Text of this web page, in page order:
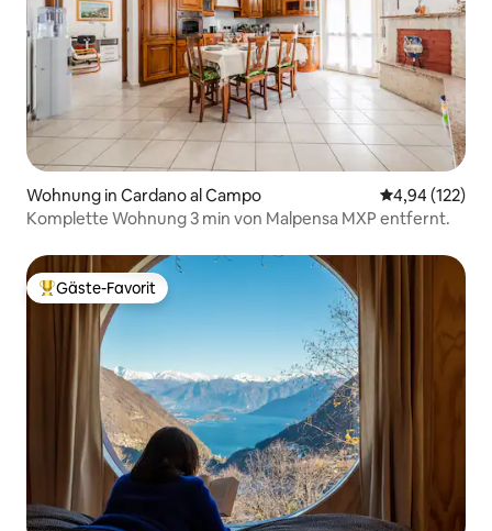
Wohnung in Cardano al Campo
4,94 (122)
Komplette Wohnung 3 min von Malpensa MXP entfernt.
Beliebter Gäste-Favorit.
Gäste-Favorit